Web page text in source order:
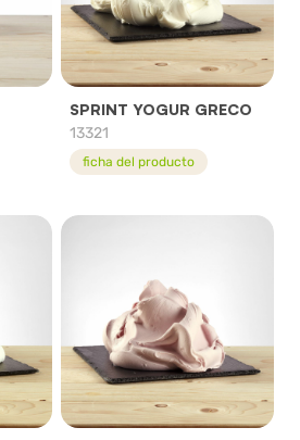
SPRINT YOGUR GRECO
13321
ficha del producto